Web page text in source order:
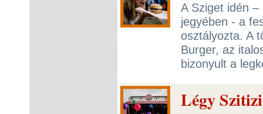
A Sziget idén
jegyében - a
osztályozta. A
Burger, az
bizonyult a
Légy